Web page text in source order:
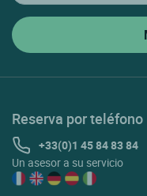
Reserva por teléfono
+33(0)1 45 84 83 84
Un asesor a su servicio